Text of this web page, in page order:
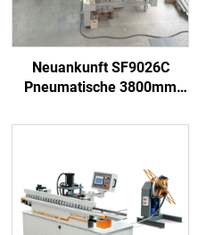
Neuankunft SF9026C
Pneumatische 3800mm
Nagelmaschine mit